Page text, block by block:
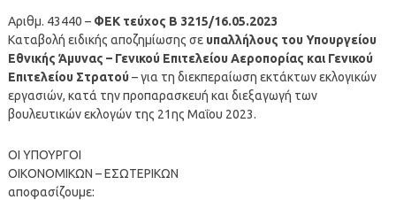
Αριθμ. 43440 –ΦΕΚ τεύχος Β 3215/16.05.2023
Καταβολή ειδικής αποζημίωσης σε υπαλλήλους του Υπουργείου
Εθνικής Άμυνας – Γενικού Επιτελείου Αεροπορίας και Γενικού
Επιτελείου Στρατού– για τη διεκπεραίωση εκτάκτων εκλογικών
εργασιών, κατά την προπαρασκευή και διεξαγωγή των
βουλευτικών εκλογών της 21ης Μαΐου 2023.
ΟΙ ΥΠΟΥΡΓΟΙ
ΟΙΚΟΝΟΜΙΚΩΝ – ΕΣΩΤΕΡΙΚΩΝ
αποφασίζουμε: